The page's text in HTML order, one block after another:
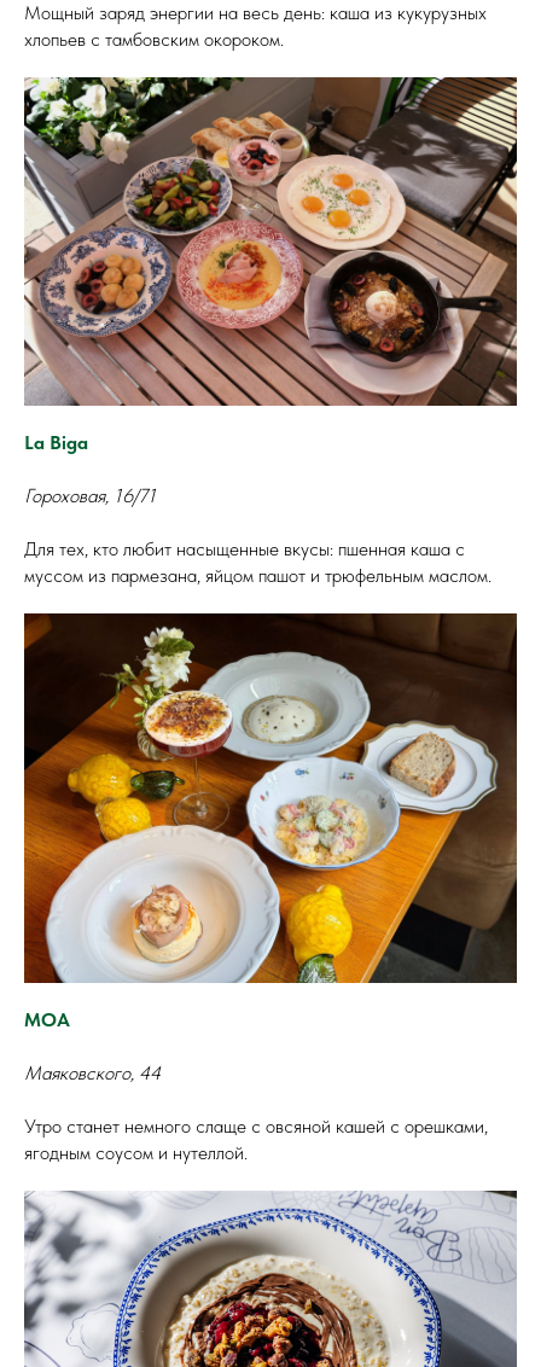
Мощный заряд энергии на весь день: каша из кукурузных
хлопьев с тамбовским окороком.
La Biga
Гороховая, 16/71
Для тех, кто любит насыщенные вкусы: пшенная каша с
муссом из пармезана, яйцом пашот и трюфельным маслом.
МОА
Маяковского, 44
Утро станет немного слаще с овсяной кашей с орешками,
ягодным соусом и нутеллой.